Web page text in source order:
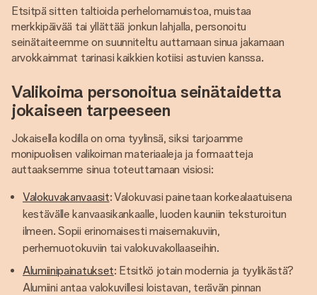
Etsitpä sitten taltioida perhelomamuistoa, muistaa
merkkipäivää tai yllättää jonkun lahjalla, personoitu
seinätaiteemme on suunniteltu auttamaan sinua jakamaan
arvokkaimmat tarinasi kaikkien kotiisi astuvien kanssa.
Valikoima personoitua seinätaidetta
jokaiseen tarpeeseen
Jokaisella kodilla on oma tyylinsä, siksi tarjoamme
monipuolisen valikoiman materiaaleja ja formaatteja
auttaaksemme sinua toteuttamaan visiosi:
Valokuvakanvaasit: Valokuvasi painetaan korkealaatuisena
kestävälle kanvaasikankaalle, luoden kauniin teksturoitun
ilmeen. Sopii erinomaisesti maisemakuviin,
perhemuotokuviin tai valokuvakollaaseihin.
Alumiinipainatukset: Etsitkö jotain modernia ja tyylikästä?
Alumiini antaa valokuvillesi loistavan, terävän pinnan